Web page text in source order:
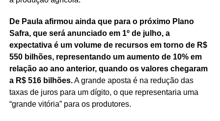
De Paula afirmou ainda que para o próximo Plano
Safra, que será anunciado em 1º de julho, a
expectativa é um volume de recursos em torno de R$
550 bilhões, representando um aumento de 10% em
relação ao ano anterior, quando os valores chegaram
a R$ 516 bilhões.A grande aposta é na redução das
taxas de juros para um dígito, o que representaria uma
“grande vitória” para os produtores.